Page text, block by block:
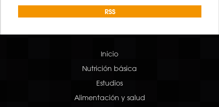
RSS
Inicio
Nutrición básica
Estudios
Alimentación y salud